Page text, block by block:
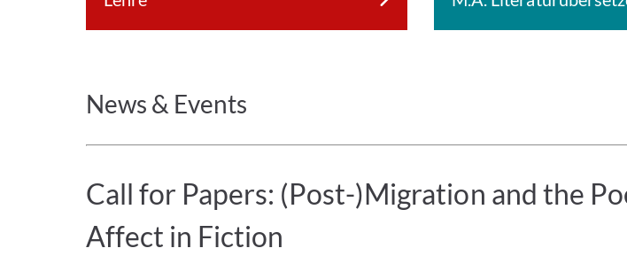
News & Events
Call for Papers: (Post-)Migration and the
Affect in Fiction